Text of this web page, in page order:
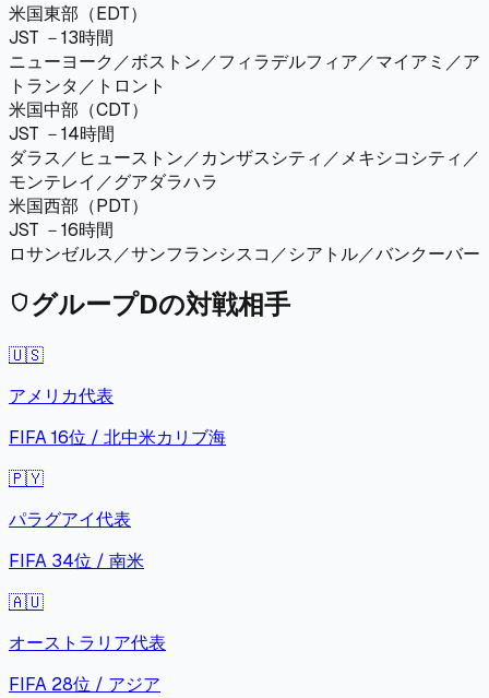
米国東部（EDT）
JST －13時間
ニューヨーク／ボストン／フィラデルフィア／マイアミ／ア
トランタ／トロント
米国中部（CDT）
JST －14時間
ダラス／ヒューストン／カンザスシティ／メキシコシティ／
モンテレイ／グアダラハラ
米国西部（PDT）
JST －16時間
ロサンゼルス／サンフランシスコ／シアトル／バンクーバー
shield グループDの対戦相手
🇺🇸
アメリカ代表
FIFA16位 / 北中米カリブ海
🇵🇾
パラグアイ代表
FIFA 34位 / 南米
🇦🇺
オーストラリア代表
FIFA 28位 / アジア